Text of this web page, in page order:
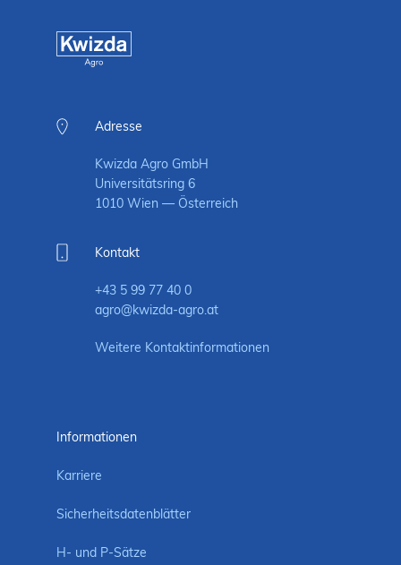
Adresse
Kwizda Agro GmbH
Universitätsring 6
1010 Wien — Österreich
Kontakt
+43 5 99 77 40 0
agro@kwizda-agro.at
Weitere Kontaktinformationen
Informationen
Karriere
Sicherheitsdatenblätter
H- und P-Sätze